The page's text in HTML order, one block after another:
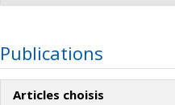
Pierre Boudon (In
Sources de financement :
Québec - Société et culture
Co-chercheurs :
Sources de financement :
Paris
Publications
Articles choisis